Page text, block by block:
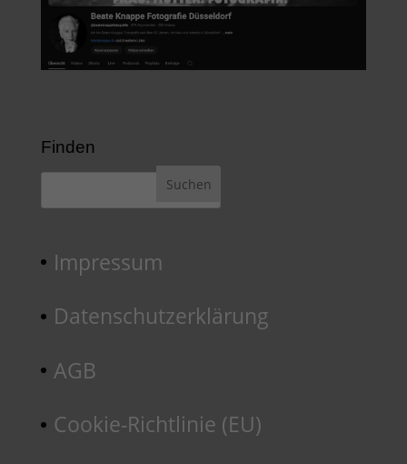
Finden
Impressum
Datenschutzerklärung
AGB
Cookie-Richtlinie (EU)